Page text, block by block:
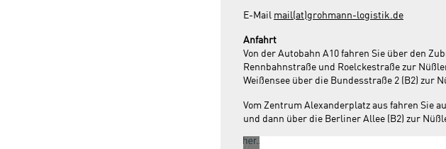
E-Mail mail(at)grohmann-logistik.de
Anfahrt
Von der Autobahn A10 fahren Sie über den
Rennbahnstraße und Roelckestraße zur
Weißensee über die Bundesstraße 2 (B2) zur
Vom Zentrum Alexanderplatz aus fahren Sie
und dann über die Berliner Allee (B2) zur